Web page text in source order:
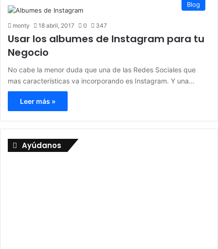
Blog
monty 18 abril, 2017 0 347
Usar los albumes de Instagram para tu
Negocio
No cabe la menor duda que una de las Redes Sociales que
mas características va incorporando es Instagram. Y una…
Leer más »
Ayúdanos